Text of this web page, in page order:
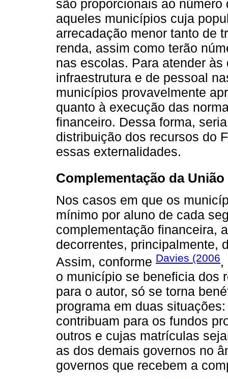
são proporcionais ao
aqueles municípios cuja
arrecadação menor tanto de
renda, assim como terão
nas escolas. Para atender
infraestrutura e de pessoal
municípios provavelmente
quanto à execução das
financeiro. Dessa forma,
distribuição dos recursos do
essas externalidades.
Complementação da
Nos casos em que os
mínimo por aluno de cada
complementação financeira,
decorrentes, principalmente,
Assim, conforme Davies (2006,
o município se beneficia dos
para o autor, só se torna
programa em duas
contribuam para os fundos
outros e cujas matrículas
as dos demais governos no
governos que recebem a